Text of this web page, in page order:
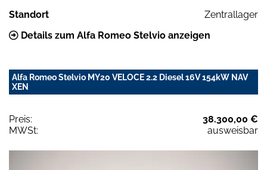
Standort
Zentrallager
Details zum Alfa Romeo Stelvio anzeigen
Alfa Romeo Stelvio MY20 VELOCE 2.2 Diesel 16V 154kW NAV
XEN
Preis:
38.300,00 €
MWSt:
ausweisbar